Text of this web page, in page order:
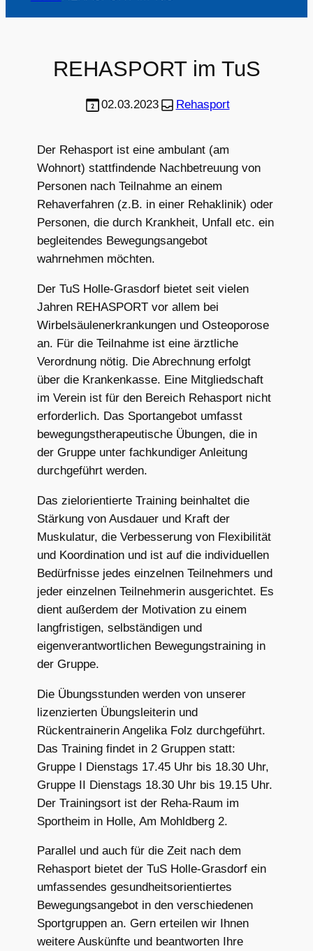
REHASPORT im TuS
02.03.2023 Rehasport
Der Rehasport ist eine ambulant (am
Wohnort) stattfindende Nachbetreuung von
Personen nach Teilnahme an einem
Rehaverfahren (z.B. in einer Rehaklinik) oder
Personen, die durch Krankheit, Unfall etc. ein
begleitendes Bewegungsangebot
wahrnehmen möchten.
Der TuS Holle-Grasdorf bietet seit vielen
Jahren REHASPORT vor allem bei
Wirbelsäulenerkrankungen und Osteoporose
an. Für die Teilnahme ist eine ärztliche
Verordnung nötig. Die Abrechnung erfolgt
über die Krankenkasse. Eine Mitgliedschaft
im Verein ist für den Bereich Rehasport nicht
erforderlich. Das Sportangebot umfasst
bewegungstherapeutische Übungen, die in
der Gruppe unter fachkundiger Anleitung
durchgeführt werden.
Das zielorientierte Training beinhaltet die
Stärkung von Ausdauer und Kraft der
Muskulatur, die Verbesserung von Flexibilität
und Koordination und ist auf die individuellen
Bedürfnisse jedes einzelnen Teilnehmers und
jeder einzelnen Teilnehmerin ausgerichtet. Es
dient außerdem der Motivation zu einem
langfristigen, selbständigen und
eigenverantwortlichen Bewegungstraining in
der Gruppe.
Die Übungsstunden werden von unserer
lizenzierten Übungsleiterin und
Rückentrainerin Angelika Folz durchgeführt.
Das Training findet in 2 Gruppen statt:
Gruppe I Dienstags 17.45 Uhr bis 18.30 Uhr,
Gruppe II Dienstags 18.30 Uhr bis 19.15 Uhr.
Der Trainingsort ist der Reha-Raum im
Sportheim in Holle, Am Mohldberg 2.
Parallel und auch für die Zeit nach dem
Rehasport bietet der TuS Holle-Grasdorf ein
umfassendes gesundheitsorientiertes
Bewegungsangebot in den verschiedenen
Sportgruppen an. Gern erteilen wir Ihnen
weitere Auskünfte und beantworten Ihre